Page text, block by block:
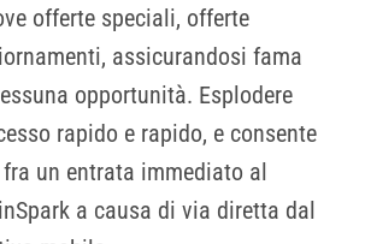
offerte speciali, offerte
assicurandosi fama
opportunità. Esplodere
rapido e rapido, e consente
un entrata immediato al
a causa di via diretta dal